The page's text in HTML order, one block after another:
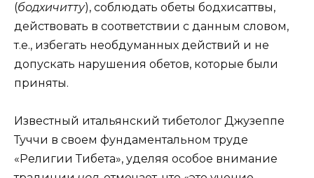
(бодхичитту), соблюдать обеты бодхисаттвы,
действовать в соответствии с данным словом,
т.е., избегать необдуманных действий и не
допускать нарушения обетов, которые были
приняты.
Известный итальянский тибетолог Джузеппе
Туччи в своем фундаментальном труде
«Религии Тибета», уделяя особое внимание